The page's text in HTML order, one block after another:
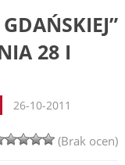
28 I
26-10-2011
(Brak ocen)